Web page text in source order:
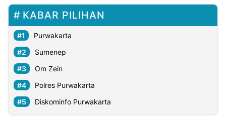
KABAR PILIHAN
Purwakarta
Sumenep
Om Zein
Polres Purwakarta
Diskominfo Purwakarta